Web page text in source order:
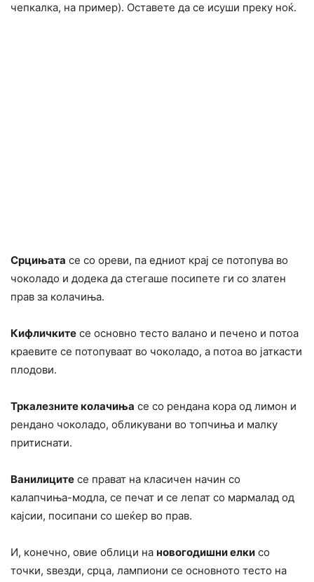
чепкалка, на пример). Оставете да се исуши преку ноќ.
Срцињата се со ореви, па едниот крај се потопува во
чоколадо и додека да стегаше посипете ги со златен
прав за колачиња.
Кифличките се основно тесто валано и печено и потоа
краевите се потопуваат во чоколадо, а потоа во јаткасти
плодови.
Тркалезните колачиња се со рендана кора од лимон и
рендано чоколадо, обликувани во топчиња и малку
притиснати.
Ванилиците се прават на класичен начин со
калапчиња-модла, се печат и се лепат со мармалад од
кајсии, посипани со шеќер во прав.
И, конечно, овие облици на новогодишни елки со
точки, ѕвезди, срца, лампиони се основното тесто на